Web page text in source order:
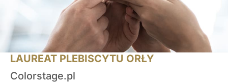
LAUREAT PLEBISCYTU ORŁY
Colorstage.pl